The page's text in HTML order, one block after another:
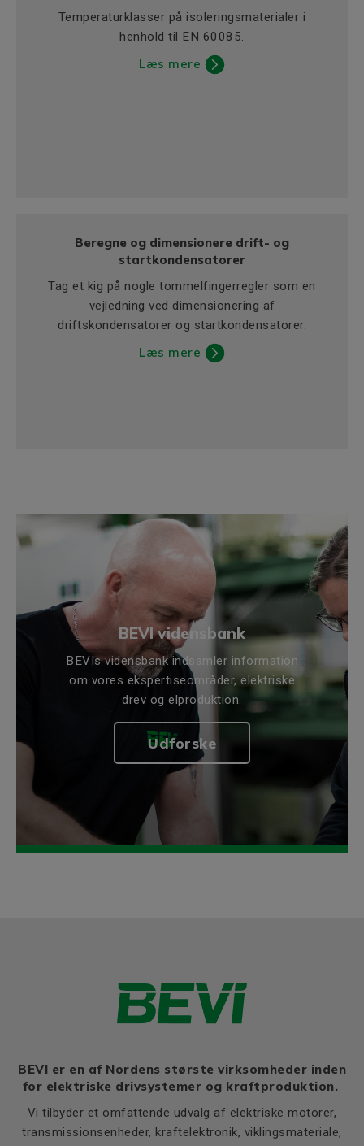
Temperaturklasser på isoleringsmaterialer i
henhold til EN 60085.
Læs mere
Beregne og dimensionere drift- og
startkondensatorer
Tag et kig på nogle tommelfingerregler som en
vejledning ved dimensionering af
driftskondensatorer og startkondensatorer.
Læs mere
BEVI vidensbank
BEVIs vidensbank indsamler information
om vores ekspertiseområder, elektriske
drev og elproduktion.
Udforske
BEVI er en af Nordens største virksomheder inden
for elektriske drivsystemer og kraftproduktion.
Vi tilbyder et omfattende udvalg af elektriske motorer,
transmissionsenheder, kraftelektronik, viklingsmateriale,